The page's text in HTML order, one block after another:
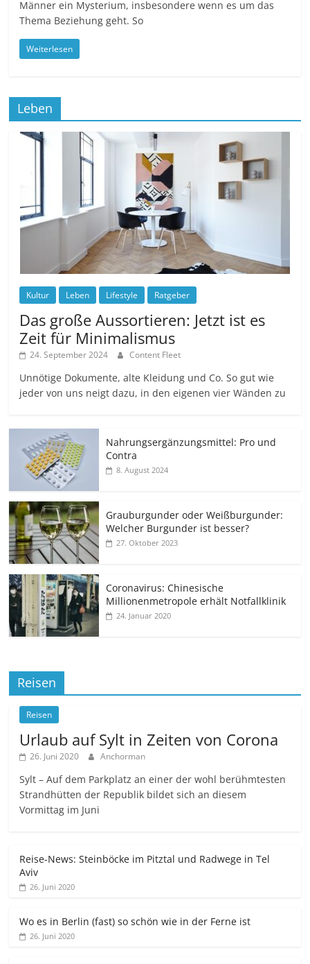
Männer ein Mysterium, insbesondere wenn es um das
Thema Beziehung geht. So
Weiterlesen
Leben
Kultur Leben Lifestyle Ratgeber
Das große Aussortieren: Jetzt ist es
Zeit für Minimalismus
24. September 2024 Content Fleet
Unnötige Dokumente, alte Kleidung und Co. So gut wie
jeder von uns neigt dazu, in den eigenen vier Wänden zu
Nahrungsergänzungsmittel: Pro und
Contra
8. August 2024
Grauburgunder oder Weißburgunder:
Welcher Burgunder ist besser?
27. Oktober 2023
Coronavirus: Chinesische
Millionenmetropole erhält Notfallklinik
24. Januar 2020
Reisen
Reisen
Urlaub auf Sylt in Zeiten von Corona
26. Juni 2020 Anchorman
Sylt – Auf dem Parkplatz an einer der wohl berühmtesten
Strandhütten der Republik bildet sich an diesem
Vormittag im Juni
Reise-News: Steinböcke im Pitztal und Radwege in Tel
Aviv
26. Juni 2020
Wo es in Berlin (fast) so schön wie in der Ferne ist
26. Juni 2020